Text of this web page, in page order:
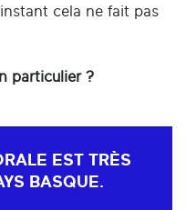
cela ne fait pas
particulier ?
EST TRÈS
BASQUE.